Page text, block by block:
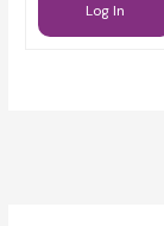
Log In